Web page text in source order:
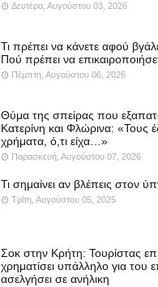
Δευτέρα, Αυγούστου 03, 2026
Τι πρέπει να κάνετε αφού
Πού πρέπει να
Πέμπτη, Αυγούστου 06, 2026
Θύμα της σπείρας που
Κατερίνη και Φλώρινα: «Τους
χρήματα, ό,τι είχα…»
Παρασκευή, Αυγούστου 07, 2026
Τι σημαίνει αν βλέπεις στον
Τρίτη, Αυγούστου 05, 2025
Σοκ στην Κρήτη: Τουρίστας
χρηματίσει υπάλληλο για του
ασελγήσει σε ανήλικη